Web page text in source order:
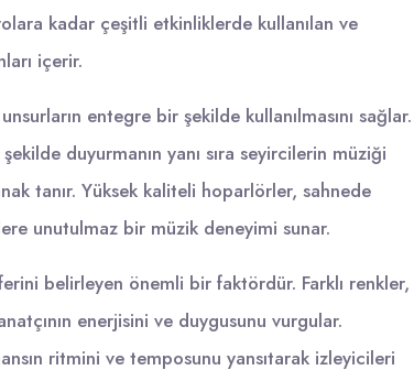
kadar çeşitli etkinliklerde kullanılan ve
içerir.
entegre bir şekilde kullanılmasını sağlar.
duyurmanın yanı sıra seyircilerin müziği
tanır. Yüksek kaliteli hoparlörler, sahnede
unutulmaz bir müzik deneyimi sunar.
belirleyen önemli bir faktördür. Farklı renkler,
enerjisini ve duygusunu vurgular.
ritmini ve temposunu yansıtarak izleyicileri